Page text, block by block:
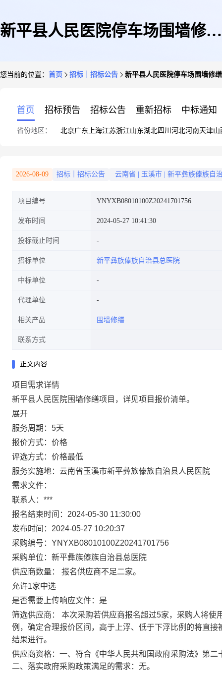
新平县人民医院停车场围墙修缮
您当前的位置： 首页 招标｜招标公告 新平县人民医院停车场围墙修
首页 招标预告 招标公告 重新招标 中标通知
省份地区： 北京广东 上海江苏浙江山东湖北四川 河北河南天津山
2026-08-09 招标｜招标公告 云南省 玉溪市 新平彝族傣族自
项目编号 YNYXB08010100Z20241701756
发布时间 2024-05-27 10:41:30
投标截止时间
招标单位 新平彝族傣族自治县总医院
中标单位
代理单位
相关产品 围墙修缮
联系方式
正文内容
项目需求详情
新平县人民医院围墙修缮项目，详见项目报价清单。
展开
服务周期： 5天
报价方式： 价格
评选方式： 价格最低
服务实施地： 云南省玉溪市新平彝族傣族自治县人民医院
需求文件：
联系人： ***
报名结束时间： 2024-05-30 11:30:00
发布时间： 2024-05-27 10:20:37
采购编号： YNYXB08010100Z20241701756
采购单位： 新平彝族傣族自治县总医院
供应商数量：
报名供应商不足二家。
允许1家中选
是否需要上传响应文件： 是
筛选供应商：
本次采购若供应商报名超过5家，采购人将使
例，确定合理报价区间，高于上浮、低于下浮比例的将直
结果进行。
供应商资格： 一、符合《中华人民共和国政府采购法》第
二、落实政府采购政策满足的需求：无。